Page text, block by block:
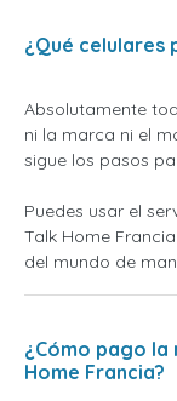
¿Qué celulares
Absolutamente
ni la marca ni el
sigue los pasos
Puedes usar el
Talk Home
del mundo de
¿Cómo pago la
Home Francia?